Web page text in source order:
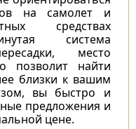
на самолет и
средствах
система
место
позволит найти
близки к вашим
вы быстро и
предложения и
цене.